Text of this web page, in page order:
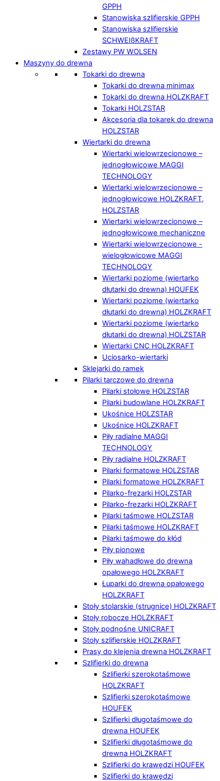
GPPH
Stanowiska szlifierskie GPPH
Stanowiska szlifierskie
SCHWEIßKRAFT
Zestawy PW WOLSEN
Maszyny do drewna
Tokarki do drewna
Tokarki do drewna minimax
Tokarki do drewna HOLZKRAFT
Tokarki HOLZSTAR
Akcesoria dla tokarek do drewna
HOLZSTAR
Wiertarki do drewna
Wiertarki wielowrzecionowe –
jednogłowicowe MAGGI
TECHNOLOGY
Wiertarki wielowrzecionowe –
jednogłowicowe HOLZKRAFT,
HOLZSTAR
Wiertarki wielowrzecionowe –
jednogłowicowe mechaniczne
Wiertarki wielowrzecionowe -
wielogłowicowe MAGGI
TECHNOLOGY
Wiertarki poziome (wiertarko
dłutarki do drewna) HOUFEK
Wiertarki poziome (wiertarko
dłutarki do drewna) HOLZKRAFT
Wiertarki poziome (wiertarko
dłutarki do drewna) HOLZSTAR
Wiertarki CNC HOLZKRAFT
Uciosarko-wiertarki
Sklejarki do ramek
Pilarki tarczowe do drewna
Pilarki stołowe HOLZSTAR
Pilarki budowlane HOLZKRAFT
Ukośnice HOLZSTAR
Ukośnice HOLZKRAFT
Piły radialne MAGGI
TECHNOLOGY
Piły radialne HOLZKRAFT
Pilarki formatowe HOLZSTAR
Pilarki formatowe HOLZKRAFT
Pilarko-frezarki HOLZSTAR
Pilarko-frezarki HOLZKRAFT
Pilarki taśmowe HOLZSTAR
Pilarki taśmowe HOLZKRAFT
Pilarki taśmowe do kłód
Piły pionowe
Piły wahadłowe do drewna
opałowego HOLZKRAFT
Łuparki do drewna opałowego
HOLZKRAFT
Stoły stolarskie (strugnice) HOLZKRAFT
Stoły robocze HOLZKRAFT
Stoły podnośne UNICRAFT
Stoły szlifierskie HOLZKRAFT
Prasy do klejenia drewna HOLZKRAFT
Szlifierki do drewna
Szlifierki szerokotaśmowe
HOLZKRAFT
Szlifierki szerokotaśmowe
HOUFEK
Szlifierki długotaśmowe do
drewna HOUFEK
Szlifierki długotaśmowe do
drewna HOLZKRAFT
Szlifierki do krawędzi HOUFEK
Szlifierki do krawędzi